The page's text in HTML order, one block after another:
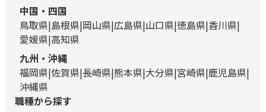
中国・四国
鳥取県 島根県 岡山県 広島県 山口県 徳島県 香川県
愛媛県 高知県
九州・沖縄
福岡県 佐賀県 長崎県 熊本県 大分県 宮崎県 鹿児島県
沖縄県
職種から探す